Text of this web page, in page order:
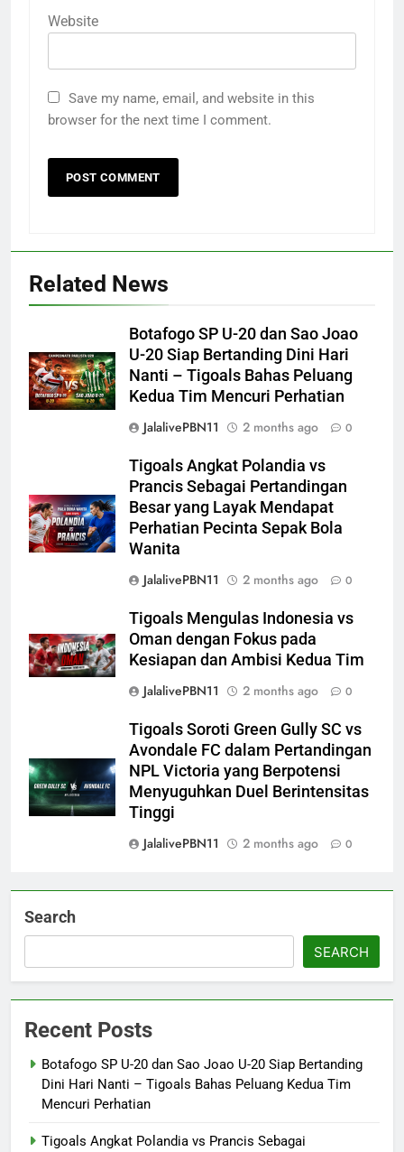
Website
Save my name, email, and website in this
browser for the next time I comment.
Related News
Botafogo SP U-20 dan Sao Joao
U-20 Siap Bertanding Dini Hari
Nanti – Tigoals Bahas Peluang
Kedua Tim Mencuri Perhatian
JalalivePBN11
2 months ago 0
Tigoals Angkat Polandia vs
Prancis Sebagai Pertandingan
Besar yang Layak Mendapat
Perhatian Pecinta Sepak Bola
Wanita
JalalivePBN11
2 months ago 0
Tigoals Mengulas Indonesia vs
Oman dengan Fokus pada
Kesiapan dan Ambisi Kedua Tim
JalalivePBN11
2 months ago 0
Tigoals Soroti Green Gully SC vs
Avondale FC dalam Pertandingan
NPL Victoria yang Berpotensi
Menyuguhkan Duel Berintensitas
Tinggi
JalalivePBN11
2 months ago 0
Search
SEARCH
Recent Posts
Botafogo SP U-20 dan Sao Joao U-20 Siap Bertanding
Dini Hari Nanti – Tigoals Bahas Peluang Kedua Tim
Mencuri Perhatian
Tigoals Angkat Polandia vs Prancis Sebagai